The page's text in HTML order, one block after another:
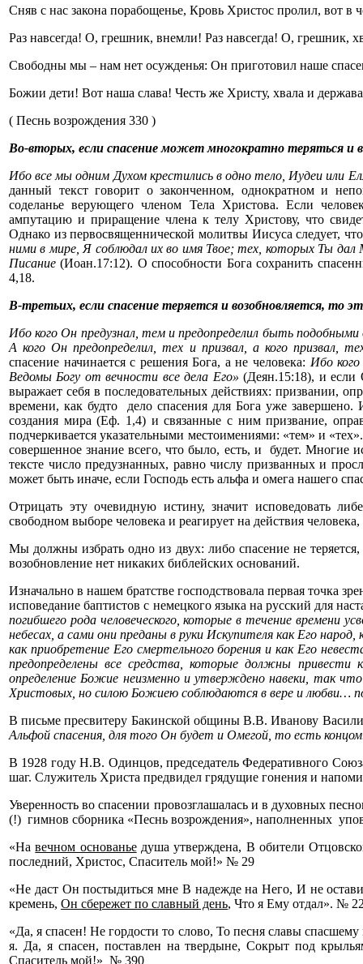
Сняв с нас закона порабощенье, Кровь Христос пролил, вот в
Раз навсегда! О, грешник, внемли! Раз навсегда! О, грешник,
Свободны мы – нам нет осужденья: Он приготовил наше
Божии дети! Вот наша слава! Честь же Христу, хвала и
( Песнь возрождения 330 )
Во-вторых, если спасение может многократно теряться
Ибо все мы одним Духом крестились в одно тело, Иудеи или
данный текст говорит о законченном, однократном и
соделанье верующего членом Тела Христова. Если
ампутацию и приращение члена к телу Христову, что
Однако из первосвященнической молитвы Иисуса следует,
ними в мире, Я соблюдал их во имя Твое; тех, которых Ты дал
Писание (Иоан.17:12). О способности Бога сохранить
4,18.
В-третьих, если спасение теряется и возобновляется, то
Ибо кого Он предузнал, тем и предопределил быть
А кого Он предопределил, тех и призвал, а кого призвал,
спасение начинается с решения Бога, а не человека: Ибо
Ведомы Богу от вечности все дела Его» (Деян.15:18), и если
выражает себя в последовательных действиях: призвании,
времени, как будто дело спасения для Бога уже
создания мира (Еф. 1,4) и связанные с ним призвание,
подчеркивается указательными местоимениями: «тем» и
совершенное знание всего, что было, есть, и будет. Многие
тексте число предузнанных, равно числу призванных и
может быть иначе, если Господь есть альфа и омега нашего
Отрицать эту очевидную истину, значит исповедовать
свободном выборе человека и реагирует на действия
Мы должны избрать одно из двух: либо спасение не
возобновление нет никаких библейских оснований.
Изначально в нашем братстве господствовала первая точка
исповедание баптистов с немецкого языка на русский для
погибшего рода человеческого, которые в течение времени
небесах, а сами они преданы в руки Искупителя как Его
как приобретение Его смертельного борения и как Его
предопределены все средства, которые должны
определение Божие неизменно и утверждено навеки, так
Христовых, но силою Божиею соблюдаются в вере и любви…
В письме пресвитеру Бакинской общины В.В. Иванову
Альфой спасения, для того Он будет и Омегой, то есть
В 1928 году Н.В. Одинцов, председатель Федеративного
шаг. Служитель Христа предвидел грядущие гонения и
Уверенность во спасении провозглашалась и в духовных
(!) гимнов сборника «Песнь возрождения», наполненных
«Навечном основаньедуша утверждена, В обители
последний, Христос, Спаситель мой!» № 29
«Не даст Он постыдиться мне В надежде на Него, И не
кремень, Он сбережет по славный день, Что я Ему отдал». №
«Да, я спасен! Не гордости то слово, То песня славы
я. Да, я спасен, поставлен на твердыне, Сокрыт под
Спаситель мой!» № 390